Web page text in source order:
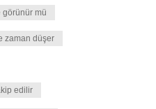
görünür mü
zaman düşer
edilir